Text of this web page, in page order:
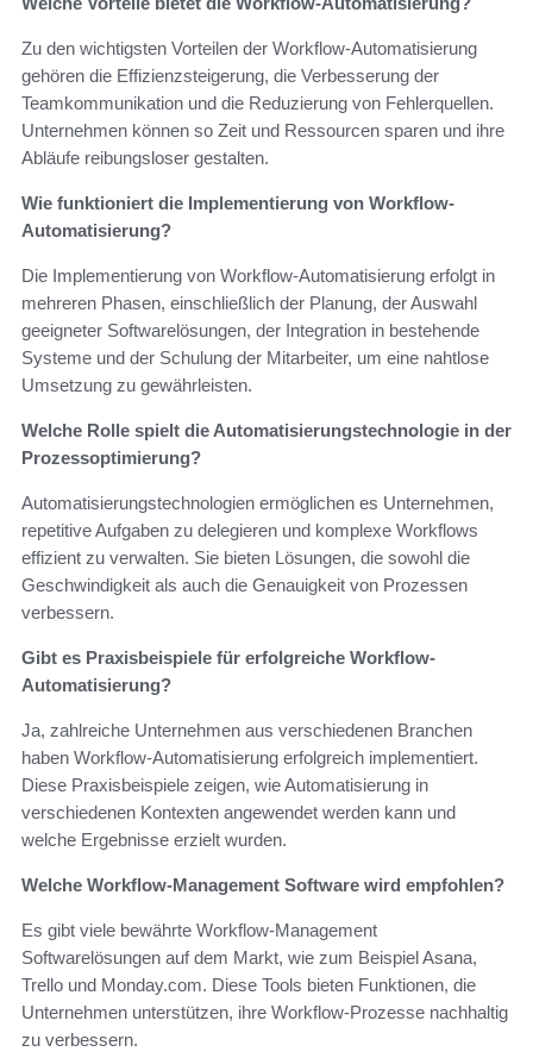
Zu den wichtigsten Vorteilen der Workflow-Automatisierung
gehören die Effizienzsteigerung, die Verbesserung der
Teamkommunikation und die Reduzierung von Fehlerquellen.
Unternehmen können so Zeit und Ressourcen sparen und ihre
Abläufe reibungsloser gestalten.
Wie funktioniert die Implementierung von Workflow-
Automatisierung?
Die Implementierung von Workflow-Automatisierung erfolgt in
mehreren Phasen, einschließlich der Planung, der Auswahl
geeigneter Softwarelösungen, der Integration in bestehende
Systeme und der Schulung der Mitarbeiter, um eine nahtlose
Umsetzung zu gewährleisten.
Welche Rolle spielt die Automatisierungstechnologie in der
Prozessoptimierung?
Automatisierungstechnologien ermöglichen es Unternehmen,
repetitive Aufgaben zu delegieren und komplexe Workflows
effizient zu verwalten. Sie bieten Lösungen, die sowohl die
Geschwindigkeit als auch die Genauigkeit von Prozessen
verbessern.
Gibt es Praxisbeispiele für erfolgreiche Workflow-
Automatisierung?
Ja, zahlreiche Unternehmen aus verschiedenen Branchen
haben Workflow-Automatisierung erfolgreich implementiert.
Diese Praxisbeispiele zeigen, wie Automatisierung in
verschiedenen Kontexten angewendet werden kann und
welche Ergebnisse erzielt wurden.
Welche Workflow-Management Software wird empfohlen?
Es gibt viele bewährte Workflow-Management
Softwarelösungen auf dem Markt, wie zum Beispiel Asana,
Trello und Monday.com. Diese Tools bieten Funktionen, die
Unternehmen unterstützen, ihre Workflow-Prozesse nachhaltig
zu verbessern.